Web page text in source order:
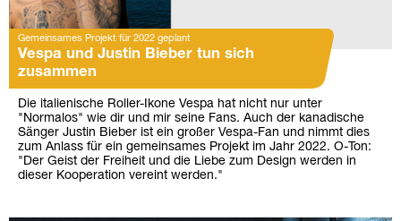
Gemeinsames Projekt für 2022 geplant
Vespa und Justin Bieber tun sich
zusammen
Die italienische Roller-Ikone Vespa hat nicht nur unter
"Normalos" wie dir und mir seine Fans. Auch der kanadische
Sänger Justin Bieber ist ein großer Vespa-Fan und nimmt dies
zum Anlass für ein gemeinsames Projekt im Jahr 2022. O-Ton:
"Der Geist der Freiheit und die Liebe zum Design werden in
dieser Kooperation vereint werden."